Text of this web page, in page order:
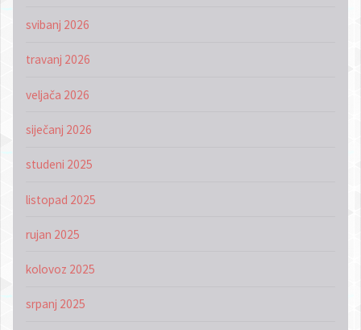
svibanj 2026
travanj 2026
veljača 2026
siječanj 2026
studeni 2025
listopad 2025
rujan 2025
kolovoz 2025
srpanj 2025